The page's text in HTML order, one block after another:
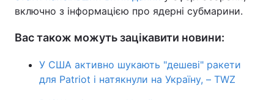
включно з інформацією про ядерні субмарини.
Вас також можуть зацікавити новини:
У США активно шукають "дешеві" ракети
для Patriot і натякнули на Україну, – TWZ